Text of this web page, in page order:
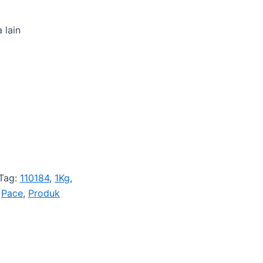
lain
110184, 1Kg,
Pace, Produk